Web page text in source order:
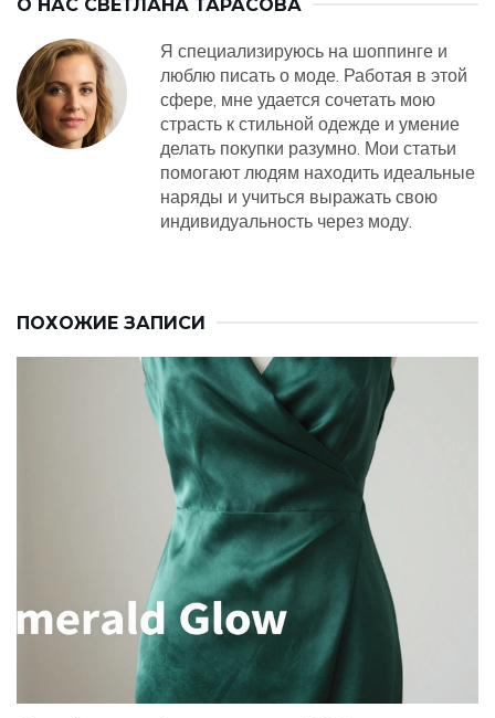
О НАС СВЕТЛАНА ТАРАСОВА
Я специализируюсь на шоппинге и
люблю писать о моде. Работая в этой
сфере, мне удается сочетать мою
страсть к стильной одежде и умение
делать покупки разумно. Мои статьи
помогают людям находить идеальные
наряды и учиться выражать свою
индивидуальность через моду.
ПОХОЖИЕ ЗАПИСИ